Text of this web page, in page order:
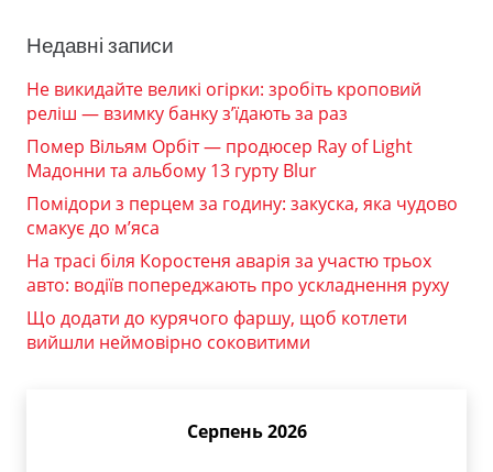
Недавні записи
Не викидайте великі огірки: зробіть кроповий
реліш — взимку банку з’їдають за раз
Помер Вільям Орбіт — продюсер Ray of Light
Мадонни та альбому 13 гурту Blur
Помідори з перцем за годину: закуска, яка чудово
смакує до м’яса
На трасі біля Коростеня аварія за участю трьох
авто: водіїв попереджають про ускладнення руху
Що додати до курячого фаршу, щоб котлети
вийшли неймовірно соковитими
Серпень 2026